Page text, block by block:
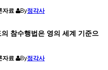
자료 By정각사
참수행법은 영의 세계 기준으
자료 By정각사